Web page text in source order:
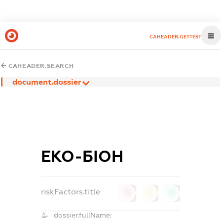
CAHEADER.GETTEST
CAHEADER.SEARCH
document.dossier
ЕКО-БІОН
riskFactors.title
dossier.fullName: